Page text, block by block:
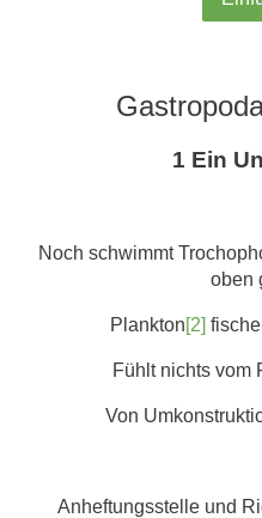
1 Ein
Noch schwimmt
oben
Plankton[2]
Fühlt nichts vom
Von
Anheftungsstelle und